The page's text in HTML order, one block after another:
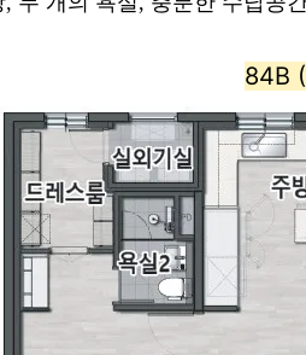
84B